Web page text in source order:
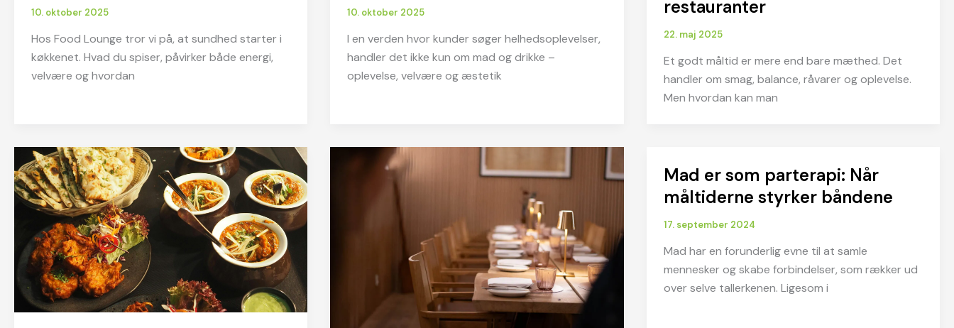
10. oktober 2025
Hos Food Lounge tror vi på, at sundhed starter i
køkkenet. Hvad du spiser, påvirker både energi,
velvære og hvordan
10. oktober 2025
I en verden hvor kunder søger helhedsoplevelser,
handler det ikke kun om mad og drikke –
oplevelse, velvære og æstetik
restauranter
22. maj 2025
Et godt måltid er mere end bare mæthed. Det
handler om smag, balance, råvarer og oplevelse.
Men hvordan kan man
Mad er som parterapi: Når
måltiderne styrker båndene
17. september 2024
Mad har en forunderlig evne til at samle
mennesker og skabe forbindelser, som rækker ud
over selve tallerkenen. Ligesom i